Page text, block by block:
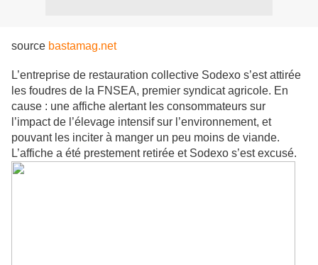
source bastamag.net
L’entreprise de restauration collective Sodexo s’est attirée
les foudres de la FNSEA, premier syndicat agricole. En
cause : une affiche alertant les consommateurs sur
l’impact de l’élevage intensif sur l’environnement, et
pouvant les inciter à manger un peu moins de viande.
L’affiche a été prestement retirée et Sodexo s’est excusé.